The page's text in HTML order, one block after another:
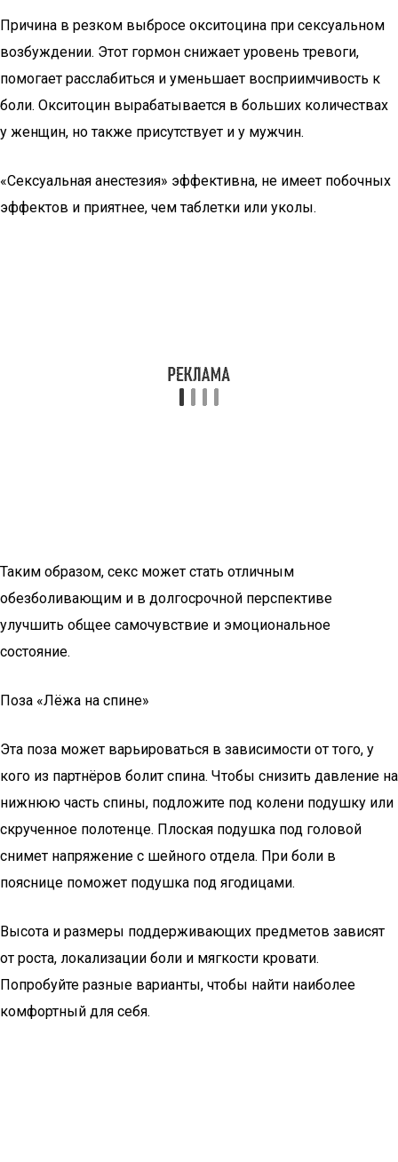
Причина в резком выбросе окситоцина при сексуальном
возбуждении. Этот гормон снижает уровень тревоги,
помогает расслабиться и уменьшает восприимчивость к
боли. Окситоцин вырабатывается в больших количествах
у женщин, но также присутствует и у мужчин.
«Сексуальная анестезия» эффективна, не имеет побочных
эффектов и приятнее, чем таблетки или уколы.
Таким образом, секс может стать отличным
обезболивающим и в долгосрочной перспективе
улучшить общее самочувствие и эмоциональное
состояние.
Поза «Лёжа на спине»
Эта поза может варьироваться в зависимости от того, у
кого из партнёров болит спина. Чтобы снизить давление на
нижнюю часть спины, подложите под колени подушку или
скрученное полотенце. Плоская подушка под головой
снимет напряжение с шейного отдела. При боли в
пояснице поможет подушка под ягодицами.
Высота и размеры поддерживающих предметов зависят
от роста, локализации боли и мягкости кровати.
Попробуйте разные варианты, чтобы найти наиболее
комфортный для себя.